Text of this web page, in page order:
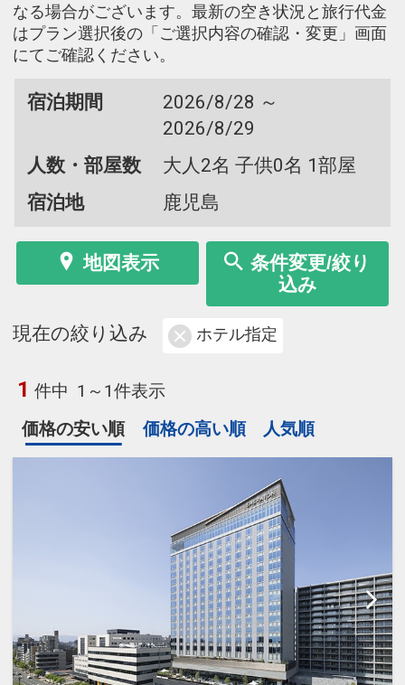
なる場合がございます。最新の空き状況と旅行代金
はプラン選択後の「ご選択内容の確認・変更」画面
にてご確認ください。
宿泊期間
2026/8/28 ～
2026/8/29
人数・部屋数
大人2名 子供0名 1部屋
宿泊地
鹿児島
地図表示
条件変更/絞り
込み
現在の絞り込み ホテル指定
1 件中 1～1件表示
価格の安い順
価格の高い順 人気順